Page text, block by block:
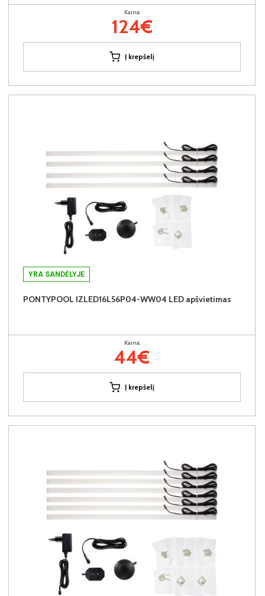
Kaina:
124€
Į krepšelį
YRA SANDĖLYJE
PONTYPOOL IZLED16L56P04-WW04 LED apšvietimas
Kaina:
44€
Į krepšelį